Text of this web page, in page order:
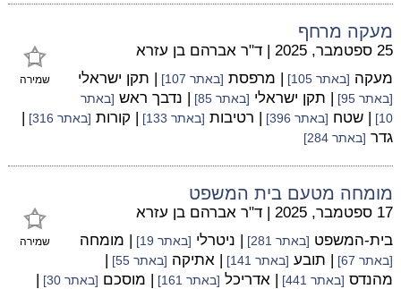
מעקה מרחף
שמירה
25 ספטמבר, 2025 | ד"ר אברהם בן עזרא
מעקה [באתר 105] | מרפסת [באתר 107] | תקן ישראלי
[באתר 95] | תקן ישראלי [באתר 85] | נדבך ראש [באתר
10]
| שטח [באתר 396] | רטיבות [באתר 133] | קורות [באתר 316]
|
גדר [באתר 284]
מומחה מטעם בית המשפט
שמירה
17 ספטמבר, 2025 | ד"ר אברהם בן עזרא
בית-המשפט [באתר 281] | ניטרלי [באתר 19] | מומחה
[באתר 67] | תובע [באתר 141] | אתיקה [באתר 55]
|
מהנדס [באתר 441] | אדריכל [באתר 161] | מוסכם [באתר 30]
|